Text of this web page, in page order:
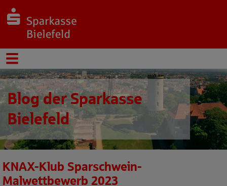
Blog der Sparkasse
Bielefeld
KNAX-Klub Sparschwein-
Malwettbewerb 2023